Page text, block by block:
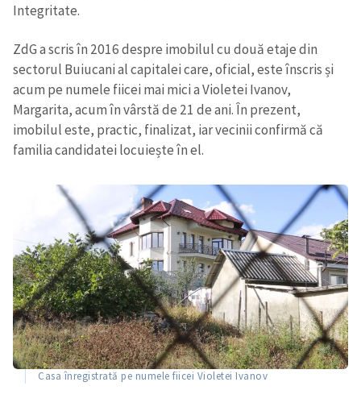
Integritate.
ZdG a scris în 2016 despre imobilul cu două etaje din
sectorul Buiucani al capitalei care, oficial, este înscris și
acum pe numele fiicei mai mici a Violetei Ivanov,
Margarita, acum în vârstă de 21 de ani. În prezent,
imobilul este, practic, finalizat, iar vecinii confirmă că
familia candidatei locuiește în el.
Casa înregistrată pe numele fiicei Violetei Ivanov